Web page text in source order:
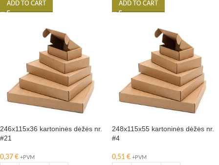
ADD TO CART ADD TO CART
246x115x36 kartoninės dėžės nr.
#21
0,37 € +PVM
248x115x55 kartoninės dėžės nr.
#4
0,51 € +PVM